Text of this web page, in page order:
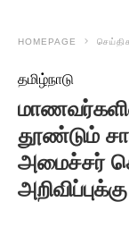
HOMEPAGE
தமிழ்நாடு
தூண்டும்
அமைச்சர்